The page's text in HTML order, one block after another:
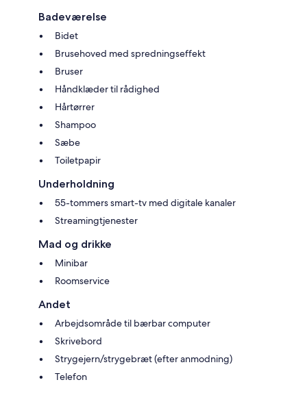
Badeværelse
Bidet
Brusehoved med spredningseffekt
Bruser
Håndklæder til rådighed
Hårtørrer
Shampoo
Sæbe
Toiletpapir
Underholdning
55-tommers smart-tv med digitale kanaler
Streamingtjenester
Mad og drikke
Minibar
Roomservice
Andet
Arbejdsområde til bærbar computer
Skrivebord
Strygejern/strygebræt (efter anmodning)
Telefon